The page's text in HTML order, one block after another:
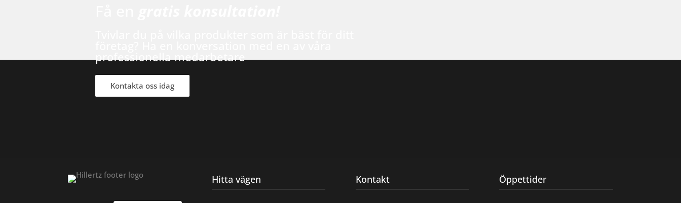
professionella medarbetare
Kontakta oss idag
Hitta vägen Kontakt Öppettider